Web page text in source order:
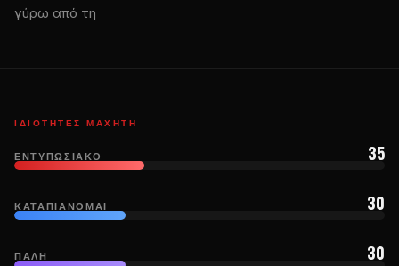
γύρω από τη
ΙΔΙΌΤΗΤΕΣ ΜΑΧΗΤΉ
ΕΝΤΥΠΩΣΙΑΚΌ 35
ΚΑΤΑΠΙΆΝΟΜΑΙ 30
ΠΆΛΗ 30